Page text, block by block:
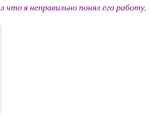
я неправильно понял его работу,